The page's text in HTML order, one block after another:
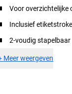
Voor overzichtelijke
Inclusief
2-voudig stapelbaar
Meer weergeven